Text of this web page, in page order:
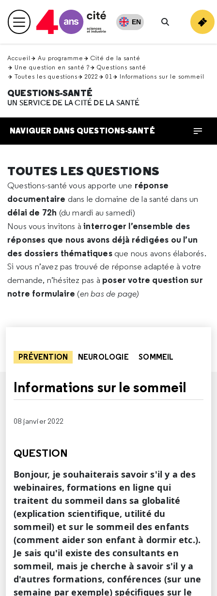
en
haut Menu principal EN
Rechercher
Accueil Au programme
Cité de la santé
Une question en santé ?
Questions santé
Toutes les questions
2022 01 Informations sur le sommeil
QUESTIONS-SANTÉ
UN SERVICE DE LA CITÉ DE LA SANTÉ
NAVIGUER DANS QUESTIONS-SANTÉ
TOUTES LES QUESTIONS
Questions-santé vous apporte une réponse
documentaire dans le domaine de la santé dans un
délai de 72h (du mardi au samedi)
Nous vous invitons àinterroger l’ensemble des
réponses que nous avons déjà rédigées ou l’un
des dossiers thématiques que nous avons élaborés.
Si vous n’avez pas trouvé de réponse adaptée à votre
demande, n’hésitez pas à poser votre question sur
notre formulaire (en bas de page)
PRÉVENTION NEUROLOGIE SOMMEIL
Informations sur le sommeil
08 janvier 2022
QUESTION
Bonjour, je souhaiterais savoir s'il y a des
webinaires, formations en ligne qui
traitent du sommeil dans sa globalité
(explication scientifique, utilité du
sommeil) et sur le sommeil des enfants
(comment aider son enfant à dormir etc.).
Je sais qu'il existe des consultants en
sommeil, mais je cherche à savoir s'il y a
d'autres formations, conférences (sur une
semaine par exemple) spécifiques sur le